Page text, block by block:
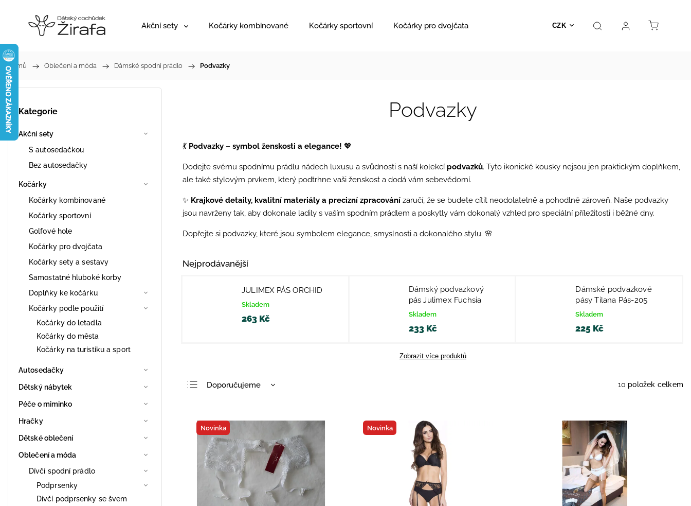
CZK
Akční sety Kočárky kombinované Kočárky sportovní Kočárky pro dvojčata Hračky Prodejna Kontakt
Domů / Oblečení a móda / Dámské spodní prádlo / Podvazky
Kategorie
Akční sety
S autosedačkou
Bez autosedačky
Kočárky
Kočárky kombinované
Kočárky sportovní
Golfové hole
Kočárky pro dvojčata
Kočárky sety a sestavy
Samostatné hluboké korby
Doplňky ke kočárku
Kočárky podle použití
Kočárky do letadla
Kočárky do města
Kočárky na turistiku a sport
Autosedačky
Dětský nábytek
Péče o miminko
Hračky
Dětské oblečení
Oblečení a móda
Dívčí spodní prádlo
Podprsenky
Dívčí podprsenky se švem
Podvazky
💃 Podvazky – symbol ženskosti a elegance! 💖
Dodejte svému spodnímu prádlu nádech luxusu a svůdnosti s naší kolekcí podvazků. Tyto ikonické kousky nejsou jen praktickým doplňkem,
ale také stylovým prvkem, který podtrhne vaši ženskost a dodá vám sebevědomí.
✨ Krajkové detaily, kvalitní materiály a precizní zpracování zaručí, že se budete cítit neodolatelně a pohodlně zároveň. Naše podvazky
jsou navrženy tak, aby dokonale ladily s vaším spodním prádlem a poskytly vám dokonalý vzhled pro speciální příležitosti i běžné dny.
Dopřejte si podvazky, které jsou symbolem elegance, smyslnosti a dokonalého stylu. 🌸
Nejprodávanější
JULIMEX PÁS ORCHID
Skladem
263 Kč
Dámský podvazkový
pás Julimex Fuchsia
Skladem
233 Kč
Dámské podvazkové
pásy Tilana Pás-205
Skladem
225 Kč
Zobrazit více produktů
Doporučujeme
Nejprodávanější
Abecedně
10 položek celkem
Novinka Novinka